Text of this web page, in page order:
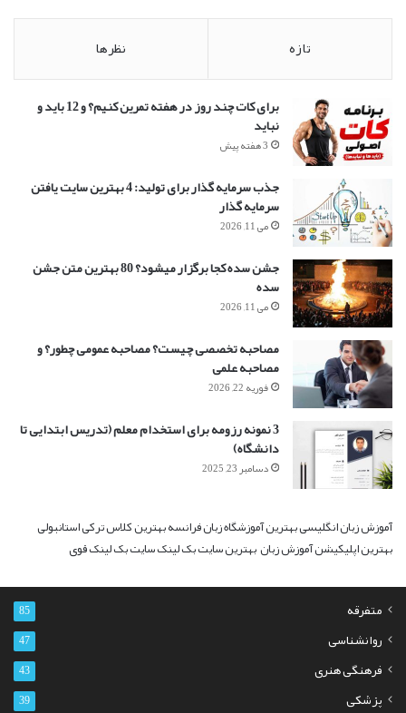
تازه نظرها
برای کات چند روز در هفته تمرین کنیم؟ و 12 باید و
نباید
3 هفته پیش
جذب سرمایه گذار برای تولید: 4 بهترین سایت یافتن
سرمایه گذار
می 11, 2026
جشن سده کجا برگزار میشود؟ 80 بهترین متن جشن
سده
می 11, 2026
مصاحبه تخصصی چیست؟ مصاحبه عمومی چطور؟ و
مصاحبه علمی
فوریه 22, 2026
3 نمونه رزومه برای استخدام معلم (تدریس ابتدایی تا
دانشگاه)
دسامبر 23, 2025
آموزش زبان انگلیسیبهترین آموزشگاه زبان فرانسهبهترین کلاس ترکی استانبولی
بهترین اپلیکیشن آموزش زبانبهترین سایت بک لینکسایت بک لینک قوی
متفرقه 85
روانشناسی 47
فرهنگی هنری 43
پزشکی 39